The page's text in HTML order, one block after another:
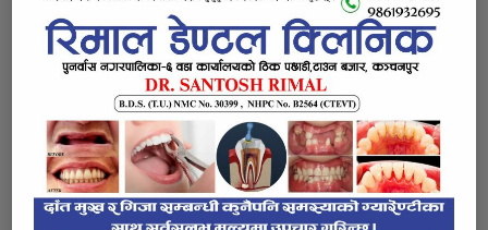
चौधौं चाँदी कप फुटबल ः विजेता बन्यो न्यु भानु युवा क्लब, उपविजेता
सिताबस्ती युवा क्लब
Below Comments Ad